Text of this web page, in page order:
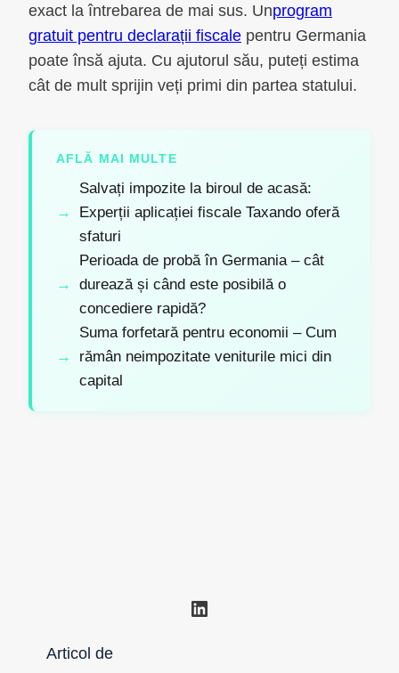
exact la întrebarea de mai sus. Unprogram
gratuit pentru declarații fiscale pentru Germania
poate însă ajuta. Cu ajutorul său, puteți estima
cât de mult sprijin veți primi din partea statului.
AFLĂ MAI MULTE
Salvați impozite la biroul de acasă:
Experții aplicației fiscale Taxando oferă
sfaturi
Perioada de probă în Germania – cât
durează și când este posibilă o
concediere rapidă?
Suma forfetară pentru economii – Cum
rămân neimpozitate veniturile mici din
capital
LinkedIn
Articol de